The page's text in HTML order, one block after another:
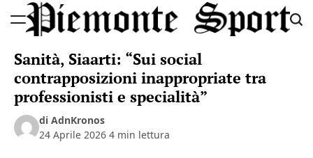
to
Sport
Sanità, Siaarti: “Sui social
contrapposizioni inappropriate tra
professionisti e specialità”
di AdnKronos
24 Aprile 2026 4 min lettura